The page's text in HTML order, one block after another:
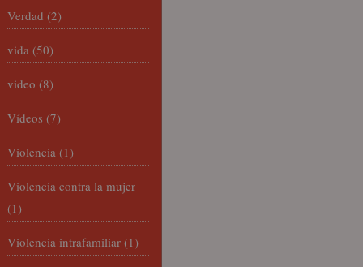
Verdad (2)
vida (50)
video (8)
Vídeos (7)
Violencia (1)
Violencia contra la mujer
(1)
Violencia intrafamiliar (1)